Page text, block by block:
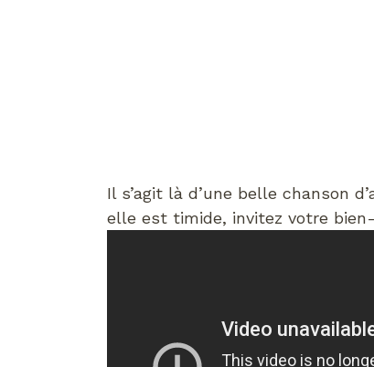
Il s’agit là d’une belle chanson
elle est timide, invitez votre